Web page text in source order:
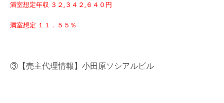
満室想定年収 ３２,３４２,６４０円
満室想定 １１．５５％
③【売主代理情報】小田原ソシアルビル